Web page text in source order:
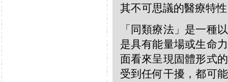
其不可思議的醫療特
「同類療法」是一種
是具有能量場或生命
面看來呈現固體形式
受到任何干擾，都可